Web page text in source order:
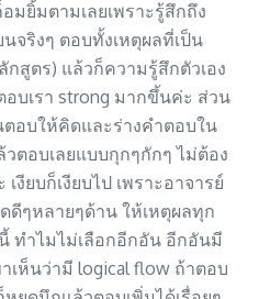
มยิ้มตามเลยเพราะรู้สึกถึง
จริงๆ ตอบทั้งเหตุผลที่เป็น
สูตร) แล้วก็ความรู้สึกตัวเอง
อบเรา strong มากขึ้นค่ะ ส่วน
อบให้คิดและร่างคำตอบใน
ตอบเลยแบบกุกๆกักๆ ไม่ต้อง
งียบก็เงียบไป เพราะอาจารย์
ๆหลายๆด้าน ให้เหตุผลทุก
ทำไมไม่เลือกอีกอัน อีกอันมี
าเห็นว่ามี logical flow ถ้าตอบ